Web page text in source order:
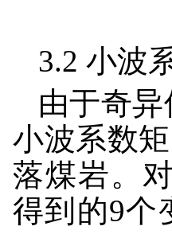
3.2 小波
由于奇
小波系数
落煤岩。
得到的9个